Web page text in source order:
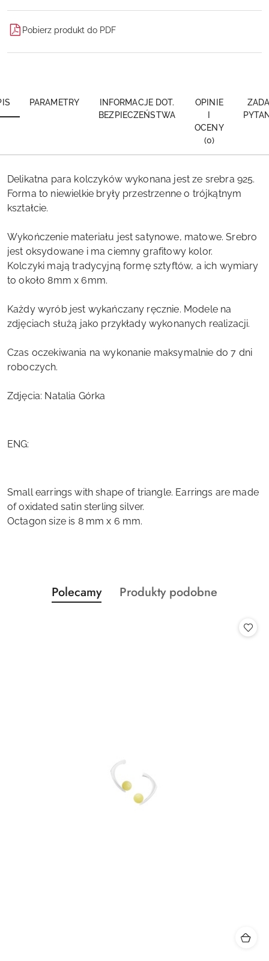
Pobierz produkt do PDF
PARAMETRY
INFORMACJE DOT.
BEZPIECZEŃSTWA
OPINIE
OCENY
(0)
Delikatna para kolczyków wykonana jest ze srebra 925.
Forma to niewielkie bryły przestrzenne o trójkątnym
kształcie.
Wykończenie materiału jest satynowe, matowe. Srebro
jest oksydowane i ma ciemny grafitowy kolor.
Kolczyki mają tradycyjną formę sztyftów, a ich wymiary
to około 8mm x 6mm.
Każdy wyrób jest wykańczany ręcznie. Modele na
zdjęciach służą jako przykłady wykonanych realizacji.
Czas oczekiwania na wykonanie maksymalnie do 7 dni
roboczych.
Zdjęcia: Natalia Górka
ENG:
Small earrings with shape of triangle. Earrings are made
of oxidated satin sterling silver.
Octagon size is 8 mm x 6 mm.
Pomiń karuzelę produktów
Produkty
o
Polecamy
Produkty
Produkty podobne